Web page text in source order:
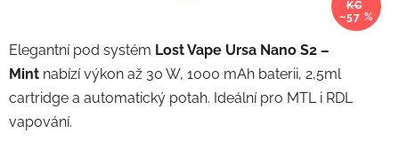
Elegantní pod systém Lost Vape Ursa Nano S2 –
Mint nabízí výkon až 30 W, 1000 mAh baterii, 2,5ml
cartridge a automatický potah. Ideální pro MTL i RDL
vapování.
KČ
–57 %